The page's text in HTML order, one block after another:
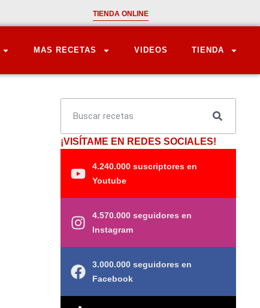
TIENDA ONLINE
MAS RECETAS VIDEOS TIENDA
¡VISÍTAME EN REDES SOCIALES!
4.240.000 suscriptores en
Youtube
4.570.000 seguidores en
Instagram
3.000.000 seguidores en
Facebook